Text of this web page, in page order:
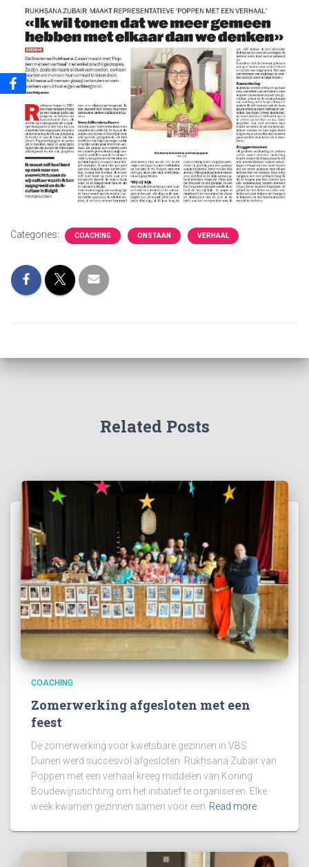
Categories: COACHING ONSTAAN VERHAAL
Related Posts
COACHING
Zomerwerking afgesloten met een
feest
De zomerwerking voor kwetsbare gezinnen in VBS
Duinen werd succesvol afgesloten. Rukhsana Zubair van
Poppen met een verhaal kreeg middelen van Koning
Boudewijnstichting om het initiatief te organiseren. Elke
week kwamen gezinnen samen voor een Read more